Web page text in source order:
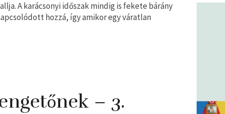
A karácsonyi időszak mindig is fekete bárány
hozzá, így amikor egy váratlan
– 3.